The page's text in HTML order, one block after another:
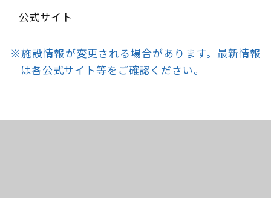
公式サイト
※施設情報が変更される場合があります。最新情報
は各公式サイト等をご確認ください。